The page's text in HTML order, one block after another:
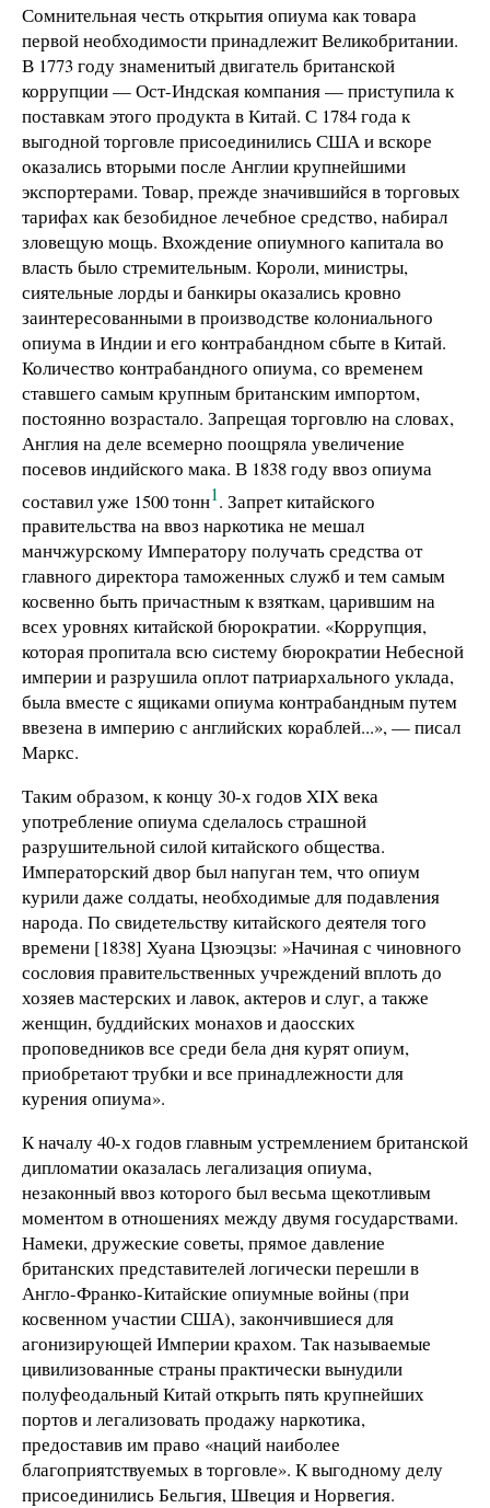
Сомнительная честь открытия опиума как товара
первой необходимости принадлежит Великобритании.
В 1773 году знаменитый двигатель британской
коррупции — Ост-Индская компания — приступила к
поставкам этого продукта в Китай. С 1784 года к
выгодной торговле присоединились США и вскоре
оказались вторыми после Англии крупнейшими
экспортерами. Товар, прежде значившийся в торговых
тарифах как безобидное лечебное средство, набирал
зловещую мощь. Вхождение опиумного капитала во
власть было стремительным. Короли, министры,
сиятельные лорды и банкиры оказались кровно
заинтересованными в производстве колониального
опиума в Индии и его контрабандном сбыте в Китай.
Количество контрабандного опиума, со временем
ставшего самым крупным британским импортом,
постоянно возрастало. Запрещая торговлю на словах,
Англия на деле всемерно поощряла увеличение
посевов индийского мака. В 1838 году ввоз опиума
составил уже 1500 тонн1. Запрет китайского
правительства на ввоз наркотика не мешал
манчжурскому Императору получать средства от
главного директора таможенных служб и тем самым
косвенно быть причастным к взяткам, царившим на
всех уровнях китайcкой бюрократии. «Коррупция,
которая пропитала всю систему бюрократии Небесной
империи и разрушила оплот патриархального уклада,
была вместе с ящиками опиума контрабандным путем
ввезена в империю с английских кораблей...», — писал
Маркс.
Таким образом, к концу 30-х годов XIX века
употребление опиума сделалось страшной
разрушительной силой китайского общества.
Императорский двор был напуган тем, что опиум
курили даже солдаты, необходимые для подавления
народа. По свидетельству китайского деятеля того
времени [1838] Хуана Цзюэцзы: »Начиная с чиновного
сословия правительственных учреждений вплоть до
хозяев мастерских и лавок, актеров и слуг, а также
женщин, буддийских монахов и даосских
проповедников все среди бела дня курят опиум,
приобретают трубки и все принадлежности для
курения опиума».
К началу 40-х годов главным устремлением британской
дипломатии оказалась легализация опиума,
незаконный ввоз которого был весьма щекотливым
моментом в отношениях между двумя государствами.
Намеки, дружеские советы, прямое давление
британских представителей логически перешли в
Англо-Франко-Китайские опиумные войны (при
косвенном участии США), закончившиеся для
агонизирующей Империи крахом. Так называемые
цивилизованные страны практически вынудили
полуфеодальный Китай открыть пять крупнейших
портов и легализовать продажу наркотика,
предоставив им право «наций наиболее
благоприятствуемых в торговле». К выгодному делу
присоединились Бельгия, Швеция и Норвегия.